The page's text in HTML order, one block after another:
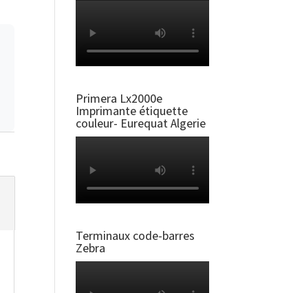
Primera Lx2000e
Imprimante étiquette
couleur- Eurequat Algerie
Terminaux code-barres
Zebra